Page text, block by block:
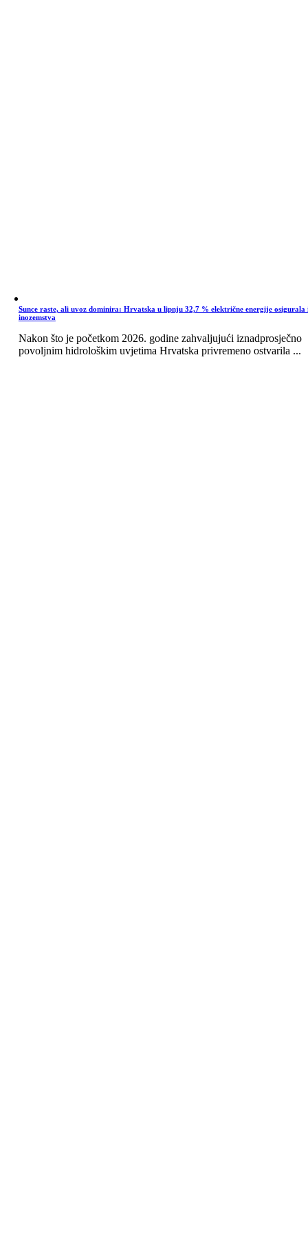
Sunce raste, ali uvoz dominira: Hrvatska u lipnju 32,7 % električne energije osigurala
inozemstva
Nakon što je početkom 2026. godine zahvaljujući iznadprosječno
povoljnim hidrološkim uvjetima Hrvatska privremeno ostvarila ...